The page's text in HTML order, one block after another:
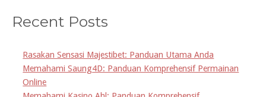
Recent Posts
Rasakan Sensasi Majestibet: Panduan Utama Anda
Memahami Saung4D: Panduan Komprehensif Permainan
Online